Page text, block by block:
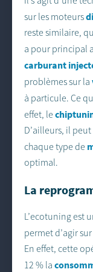
sur les moteurs
reste similaire,
a pour principal
carburant
problèmes sur la
à particule. Ce
effet, le
D’ailleurs, il
chaque type de
optimal.
La
L’ecotuning est
permet d’agir
En effet, cette
12 % la